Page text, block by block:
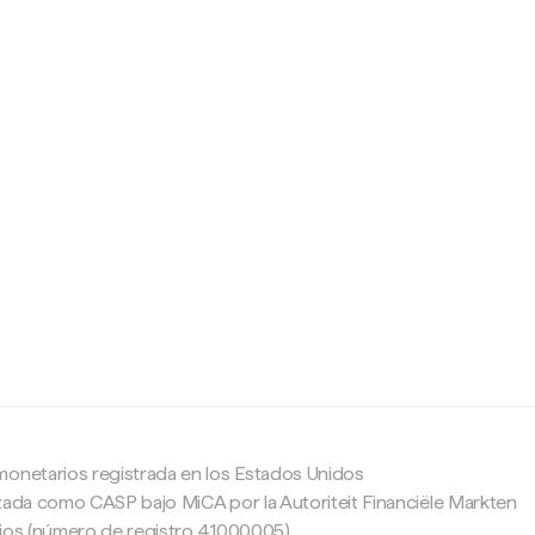
registrada en los Estados Unidos
como CASP bajo MiCA por la Autoriteit Financiële Markten